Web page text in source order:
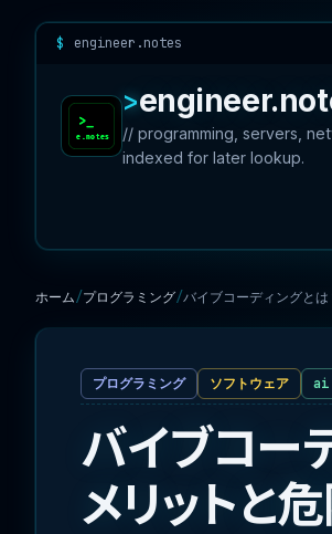
engineer.notes
// programming, servers,
indexed for later lookup.
ホーム プログラミング バイブコーディングと
プログラミング ソフトウェア ai
バイブコー
メリットと